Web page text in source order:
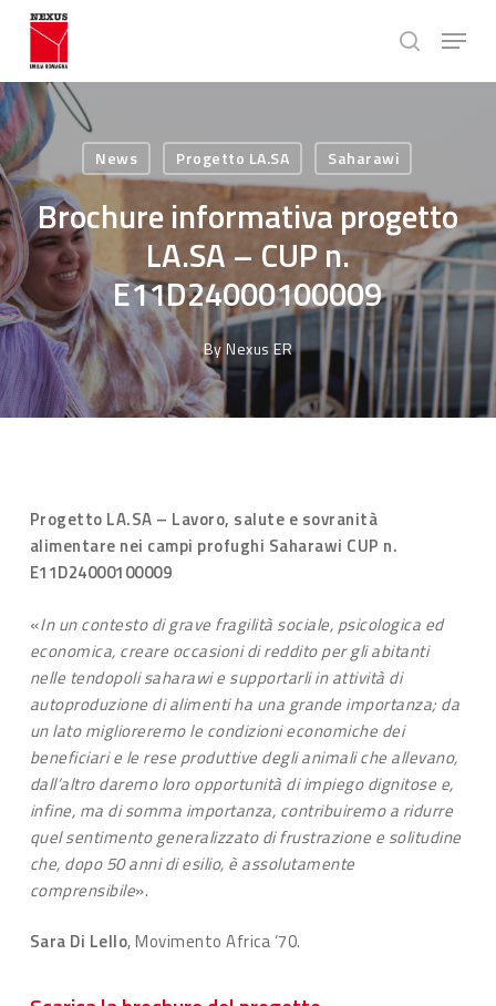
Skip
main
content
search
Menu
News Progetto LA.SA Saharawi
Brochure informativa progetto
LA.SA – CUP n.
E11D24000100009
By Nexus ER
Progetto LA.SA – Lavoro, salute e sovranità
alimentare nei campi profughi Saharawi CUP n.
E11D24000100009
«In un contesto di grave fragilità sociale, psicologica ed
economica, creare occasioni di reddito per gli abitanti
nelle tendopoli saharawi e supportarli in attività di
autoproduzione di alimenti ha una grande importanza; da
un lato miglioreremo le condizioni economiche dei
beneficiari e le rese produttive degli animali che allevano,
dall’altro daremo loro opportunità di impiego dignitose e,
infine, ma di somma importanza, contribuiremo a ridurre
quel sentimento generalizzato di frustrazione e solitudine
che, dopo 50 anni di esilio, è assolutamente
comprensibile».
Sara Di Lello, Movimento Africa ‘70.